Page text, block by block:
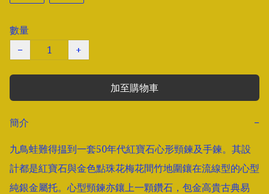
數量
−
+
加至購物車
簡介
−
九鳥蛙難得揾到一套50年代紅寶石心形頸鍊及手鍊。其設
計都是紅寶石與金色點珠花梅花間竹地圍鑲在流線型的心型
純銀金屬托。心型頸鍊亦鑲上一顆鑽石，包金高貴古典易